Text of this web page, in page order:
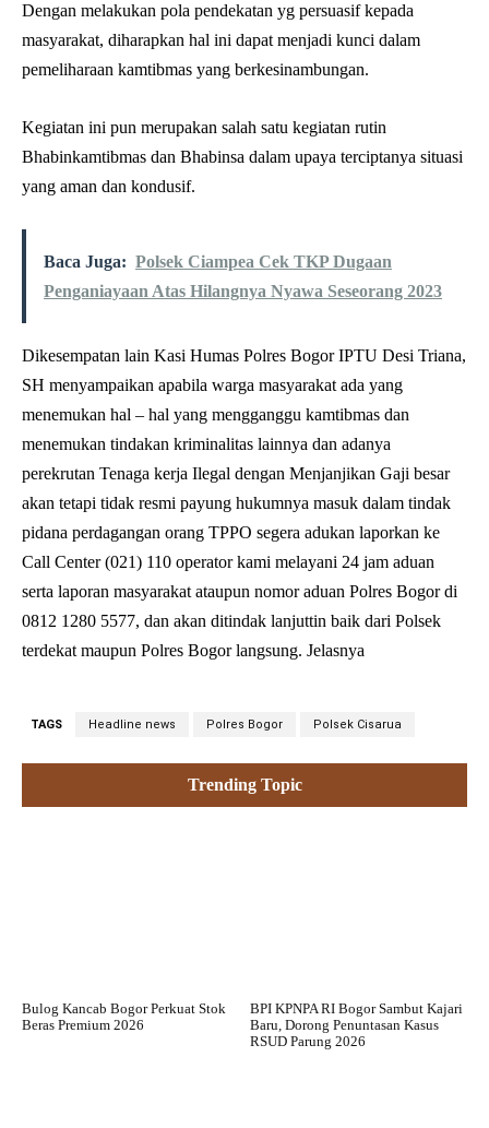
Dengan melakukan pola pendekatan yg persuasif kepada
masyarakat, diharapkan hal ini dapat menjadi kunci dalam
pemeliharaan kamtibmas yang berkesinambungan.
Kegiatan ini pun merupakan salah satu kegiatan rutin
Bhabinkamtibmas dan Bhabinsa dalam upaya terciptanya situasi
yang aman dan kondusif.
Baca Juga: Polsek Ciampea Cek TKP Dugaan
Penganiayaan Atas Hilangnya Nyawa Seseorang 2023
Dikesempatan lain Kasi Humas Polres Bogor IPTU Desi Triana,
SH menyampaikan apabila warga masyarakat ada yang
menemukan hal – hal yang mengganggu kamtibmas dan
menemukan tindakan kriminalitas lainnya dan adanya
perekrutan Tenaga kerja Ilegal dengan Menjanjikan Gaji besar
akan tetapi tidak resmi payung hukumnya masuk dalam tindak
pidana perdagangan orang TPPO segera adukan laporkan ke
Call Center (021) 110 operator kami melayani 24 jam aduan
serta laporan masyarakat ataupun nomor aduan Polres Bogor di
0812 1280 5577, dan akan ditindak lanjuttin baik dari Polsek
terdekat maupun Polres Bogor langsung. Jelasnya
TAGS Headline news Polres Bogor Polsek Cisarua
Trending Topic
Bulog Kancab Bogor Perkuat Stok
Beras Premium 2026
BPI KPNPA RI Bogor Sambut Kajari
Baru, Dorong Penuntasan Kasus
RSUD Parung 2026